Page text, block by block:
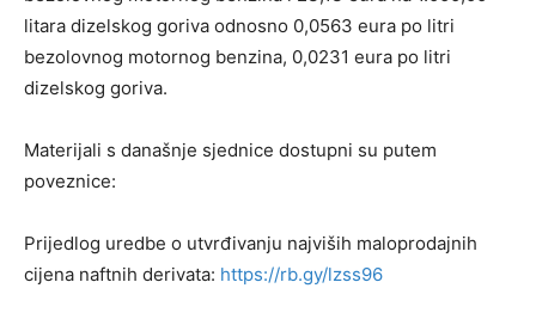
litara dizelskog goriva odnosno 0,0563 eura po litri
bezolovnog motornog benzina, 0,0231 eura po litri
dizelskog goriva.
Materijali s današnje sjednice dostupni su putem
poveznice:
Prijedlog uredbe o utvrđivanju najviših maloprodajnih
cijena naftnih derivata: https://rb.gy/lzss96